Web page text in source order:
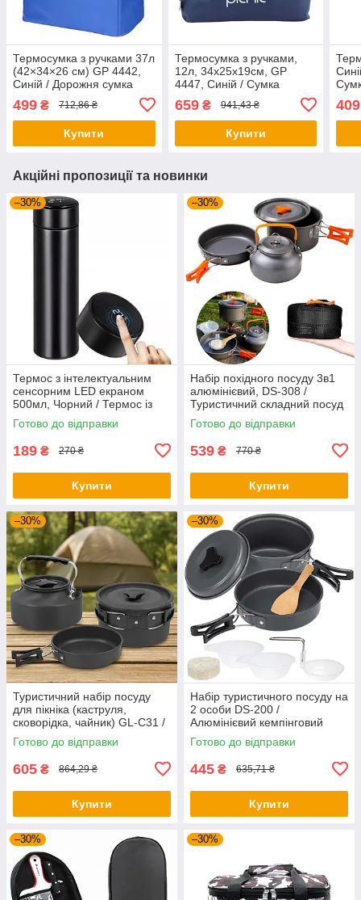
Термосумка з ручками 37л
(42×34×26 см) GP 4442,
Синій / Дорожня сумка
холодильник / Термосумка
туристична
499 ₴ 712,86 ₴
Купити
Термосумка з ручками,
12л, 34x25x19см, GP
4447, Синій / Сумка
холодильник / Туристична
термосумка
659₴ 941,43 ₴
Купити
409
Акційні пропозиції та новинки
–30%
Термос з інтелектуальним
сенсорним LED екраном
500мл, Чорний / Термос із
нержавіючої сталі
Готово до відправки
189 ₴ 270 ₴
Купити
–30%
Набір похідного посуду 3в1
алюмінієвий, DS-308 /
Туристичний складний посуд
(чайник, каструля,
сковорідка)
Готово до відправки
539 ₴ 770 ₴
Купити
–30%
Туристичний набір посуду
для пікніка (каструля,
сковорідка, чайник) GL-C31 /
Посуд туристичний
Готово до відправки
605 ₴ 864,29 ₴
Купити
–30%
Набір туристичного посуду на
2 особи DS-200 /
Алюмінієвий кемпінговий
набір посуду / Похідний
посуд
Готово до відправки
445 ₴ 635,71 ₴
Купити
–30% –30%